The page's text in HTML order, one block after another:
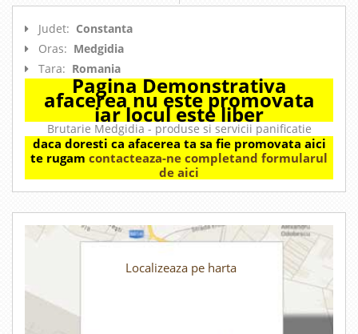
Judet: Constanta
Oras: Medgidia
Tara: Romania
Pagina Demonstrativa
afacerea nu este promovata
iar locul este liber
Brutarie Medgidia - produse si servicii panificatie
daca doresti ca afacerea ta sa fie promovata aici
te rugam contacteaza-ne completand formularul
de aici
Localizeaza pe harta